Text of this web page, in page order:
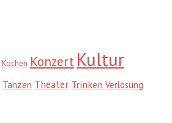
Kochen Konzert Kultur
Tanzen Theater Trinken Verlosung